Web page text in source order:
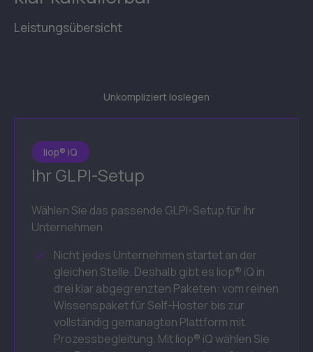
Leistungsübersicht
Unkompliziert loslegen
liop® iQ
Ihr GLPI-Setup
Wählen Sie das passende GLPI-Setup für Ihr
Unternehmen
Nicht jedes Unternehmen startet an der
gleichen Stelle. Deshalb gibt es liop® iQ in
drei klar abgegrenzten Paketen: vom reinen
Wissenspaket für Self-Hoster bis zur
vollständig gemanagten Plattform mit
Prozessbegleitung. Mit liop® iQ wählen Sie